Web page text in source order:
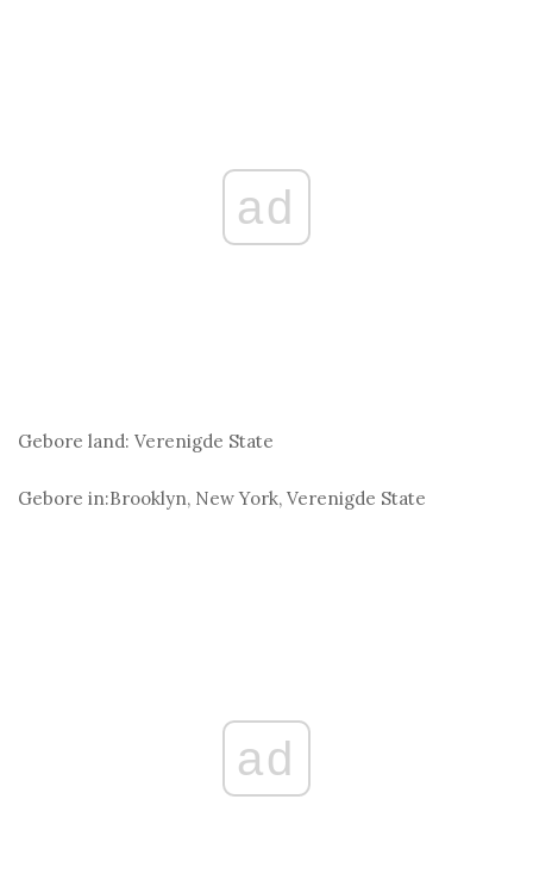
ad
Gebore land: Verenigde State
Gebore in:Brooklyn, New York, Verenigde State
ad